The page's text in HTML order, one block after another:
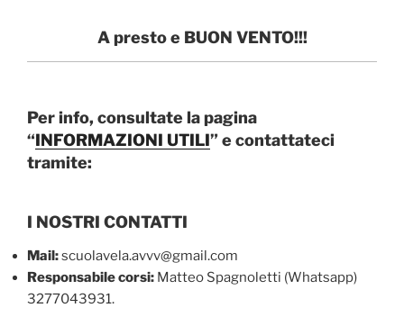
A presto e BUON VENTO!!!
Per info, consultate la pagina
“INFORMAZIONI UTILI” e contattateci
tramite:
I NOSTRI CONTATTI
Mail:scuolavela.avvv@gmail.com
Responsabile corsi: Matteo Spagnoletti (Whatsapp)
3277043931.